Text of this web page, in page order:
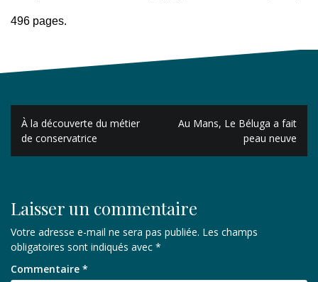
496 pages.
Navigation
de
l’article
À la découverte du métier
de conservatrice
Au Mans, Le Béluga a fait
peau neuve
Laisser un commentaire
Votre adresse e-mail ne sera pas publiée. Les champs
obligatoires sont indiqués avec *
Commentaire *